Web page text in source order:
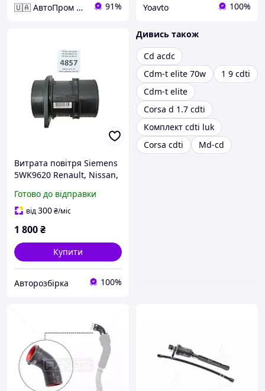
🇺🇦 АвтоПром 🇺🇦 91% Yoavto 100%
Витрата повітря Siemens
5WK9620 Renault, Nissan,
2.5 dCi/CDTI
Готово до відправки
від300₴/міс
1 800₴
Купити
Авторозбірка 100%
Дивись також
Cd acdc
Cdm-t elite 70w
1 9 cdti
Cdm-t elite
Corsa d 1.7 cdti
Комплект cdti luk
Corsa cdti
Md-cd